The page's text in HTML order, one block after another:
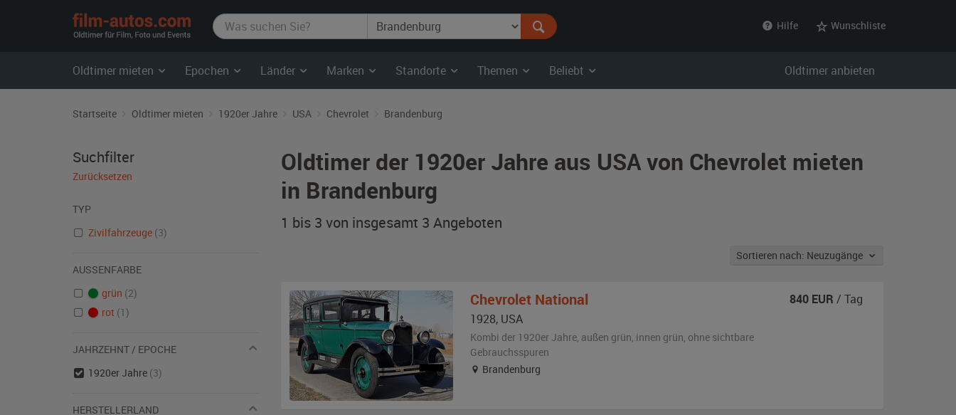
film-
autos.com
Hilfe Wunschliste
Oldtimer mieten Epochen Länder Marken Standorte Themen Beliebt Oldtimer anbieten
Startseite Oldtimer mieten 1920er Jahre USA Chevrolet Brandenburg
Oldtimer der 1920er Jahre aus USA von Chevrolet mieten
in Brandenburg
1 bis 3 von insgesamt 3 Angeboten
Sortieren nach: Neuzugänge
Chevrolet National
1928, USA
Kombi der 1920er Jahre, außen grün, innen grün, ohne sichtbare
Gebrauchsspuren
Brandenburg
840 EUR / Tag
Suchfilter
Zurücksetzen
TYP
Zivilfahrzeuge (3)
AUSSENFARBE
grün (2)
rot (1)
JAHRZEHNT / EPOCHE
1920er Jahre (3)
HERSTELLERLAND